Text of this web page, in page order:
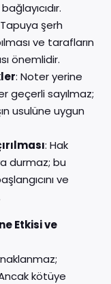
şerh
ve tarafların
önemlidir.
: Noter yerine
geçerli sayılmaz;
usulüne uygun
: Hak
durmaz; bu
ve
Etkisi ve
kötüye